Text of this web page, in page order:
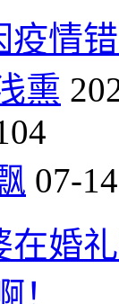
疫情
熏
07-
在婚
！